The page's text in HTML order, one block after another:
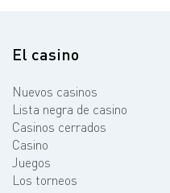
El casino
Nuevos casinos
Lista negra de casino
Casinos cerrados
Casino
Juegos
Los torneos